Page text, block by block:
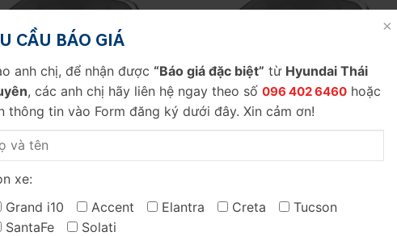
loại, Xanh Dương
chuẩn 1.5 Đặc Biệt 1.5 Cao Cấp
1.5 N Line
CẦU BÁO GIÁ
anh chị, để nhận được “Báo giá đặc biệt” từ Hyundai Thái
, các anh chị hãy liên hệ ngay theo số 096 402 6460 hoặc
thông tin vào Form đăng ký dưới đây. Xin cảm ơn!
xe:
Grand i10
Accent Elantra Creta
Tucson
SantaFe
Solati